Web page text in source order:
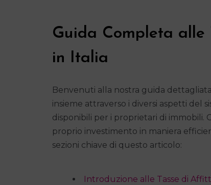
Guida Completa
in Italia
Benvenuti alla nostra guida
insieme attraverso i diversi aspetti del
disponibili per i proprietari di immobili.
proprio investimento in maniera
sezioni chiave di questo articolo:
Introduzione alle Tasse di